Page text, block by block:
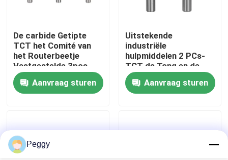
Verzoek om een Citaat
Recht Routerbeetje
Gezamenlijke freesbit
De carbide Getipte
TCT het Comité van
het Routerbeetje
Vastgestelde 3pcs
Opgeheven Reeks van
het Routerbeetje
Aanvraag sturen
Uitstekende
industriële
hulpmiddelen 2 PCs-
TCT de Tong en de
Groefrouterbeetjes
van het Routerbeetje
Vastgestelde
Aanvraag sturen
Peggy